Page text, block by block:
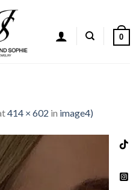
0
414 × 602 in image4)